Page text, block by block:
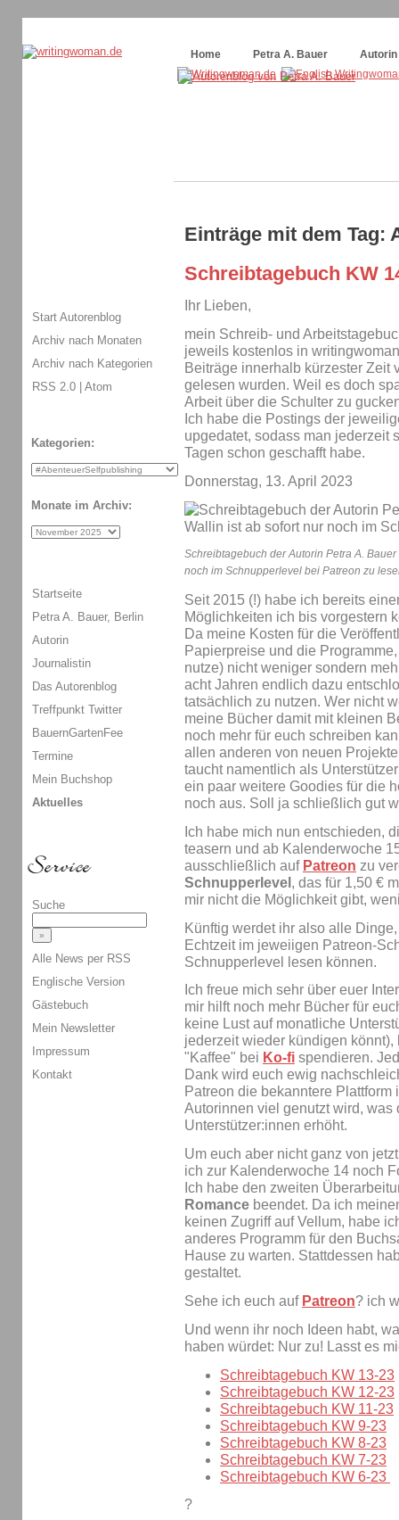
Home
Petra A. Bauer Autorin
Einträge mit dem Tag:
Schreibtagebuch KW
Ihr Lieben,
mein Schreib- und
jeweils kostenlos in
Beiträge innerhalb kürzester Zeit
gelesen wurden. Weil es doch
Arbeit über die Schulter zu
Ich habe die Postings der
upgedatet, sodass man jederzeit
Tagen schon geschafft habe.
Donnerstag, 13. April 2023
Schreibtagebuch der Autorin Petra A.
noch im Schnupperlevel bei Patreon zu
Seit 2015 (!) habe ich bereits
Möglichkeiten ich bis vorgestern
Da meine Kosten für die
Papierpreise und die
nutze) nicht weniger sondern
acht Jahren endlich dazu
tatsächlich zu nutzen. Wer nicht
meine Bücher damit mit kleinen
noch mehr für euch schreiben
allen anderen von neuen
taucht namentlich als
ein paar weitere Goodies für die
noch aus. Soll ja schließlich gut
Ich habe mich nun entschieden,
teasern und ab Kalenderwoche
ausschließlich auf Patreon zu
Schnupperlevel , das für 1,50 €
mir nicht die Möglichkeit gibt,
Künftig werdet ihr also alle
Echtzeit im jeweiigen Patreon-
Schnupperlevel lesen können.
Ich freue mich sehr über euer
mir hilft noch mehr Bücher für
keine Lust auf monatliche
jederzeit wieder kündigen
"Kaffee" bei Ko-fi spendieren.
Dank wird euch ewig
Patreon die bekanntere
Autorinnen viel genutzt wird,
Unterstützer:innen erhöht.
Um euch aber nicht ganz von
ich zur Kalenderwoche 14 noch
Ich habe den zweiten
Romance beendet. Da ich
keinen Zugriff auf Vellum, habe
anderes Programm für den
Hause zu warten. Stattdessen
gestaltet.
Sehe ich euch auf Patreon? ich
Und wenn ihr noch Ideen habt,
haben würdet: Nur zu! Lasst es
Schreibtagebuch KW 13-23
Schreibtagebuch KW 12-23
Schreibtagebuch KW 11-23
Schreibtagebuch KW 9-23
Schreibtagebuch KW 8-23
Schreibtagebuch KW 7-23
Schreibtagebuch KW 6-23
?
Start Autorenblog
Archiv nach Monaten
Archiv nach Kategorien
RSS 2.0 | Atom
Kategorien:
Monate im Archiv:
Startseite
Petra A. Bauer, Berlin
Autorin
Journalistin
Das Autorenblog
Treffpunkt Twitter
BauernGartenFee
Termine
Mein Buchshop
Aktuelles
Suche
Alle News per RSS
Englische Version
Gästebuch
Mein Newsletter
Impressum
Kontakt